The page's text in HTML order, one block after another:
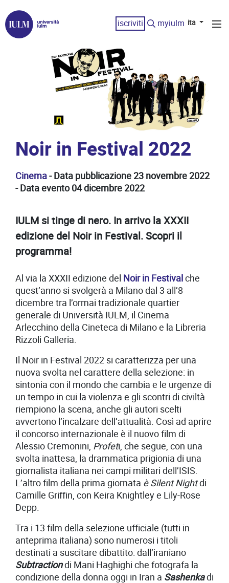
iscriviti myiulm ita
Noir in Festival 2022
Cinema- Data pubblicazione 23 novembre 2022
- Data evento 04 dicembre 2022
IULM si tinge di nero. In arrivo la XXXII
edizione del Noir in Festival. Scopri il
programma!
Al via la XXXII edizione del Noir in Festivalche
quest’anno si svolgerà a Milano dal 3 all’8
dicembre tra l’ormai tradizionale quartier
generale di Università IULM, il Cinema
Arlecchino della Cineteca di Milano e la Libreria
Rizzoli Galleria.
Il Noir in Festival 2022 si caratterizza per una
nuova svolta nel carattere della selezione: in
sintonia con il mondo che cambia e le urgenze di
un tempo in cui la violenza e gli scontri di civiltà
riempiono la scena, anche gli autori scelti
avvertono l’incalzare dell’attualità. Così ad aprire
il concorso internazionale è il nuovo film di
Alessio Cremonini, Profeti, che segue, con una
svolta inattesa, la drammatica prigionia di una
giornalista italiana nei campi militari dell’ISIS.
L’altro film della prima giornata è Silent Nightdi
Camille Griffin, con Keira Knightley e Lily-Rose
Depp.
Tra i 13 film della selezione ufficiale (tutti in
anteprima italiana) sono numerosi i titoli
destinati a suscitare dibattito: dall’iraniano
Subtractiondi Mani Haghighi che fotografa la
condizione della donna oggi in Iran a Sashenkadi